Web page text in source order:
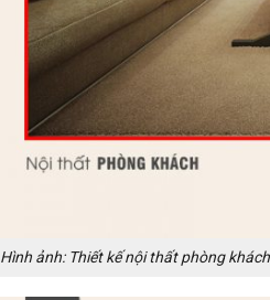
Hình ảnh: Thiết kế nội thất phòng